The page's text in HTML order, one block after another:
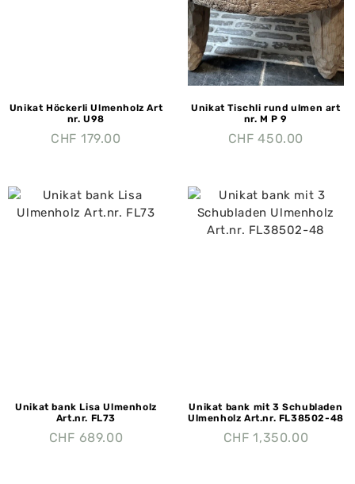
Unikat Höckerli Ulmenholz Art
nr. U98
CHF 179.00
Unikat Tischli rund ulmen art
nr. M P 9
CHF 450.00
Unikat bank Lisa Ulmenholz
Art.nr. FL73
CHF 689.00
Unikat bank mit 3 Schubladen
Ulmenholz Art.nr. FL38502-48
CHF 1,350.00